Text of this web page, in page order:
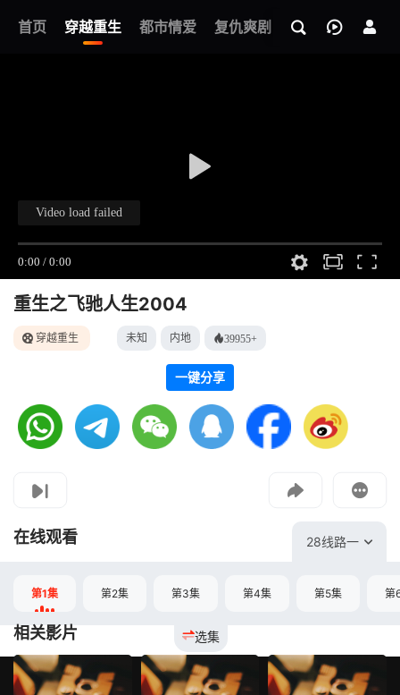
首页 穿越重生 都市情爱 复仇爽剧 玄幻武侠 奇幻
我的观影记录
重生之飞驰人生2004
穿越重生 未知 内地 39955+
一键分享
视频报错
如果是遇到无法播放请提交反馈
教程：把手机影片投到电视上播放
在线观看 28线路一
选集
第1集 第2集 第3集 第4集 第5集 第
相关影片